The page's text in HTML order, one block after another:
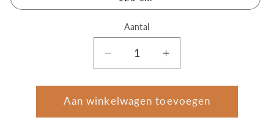
Aantal
Aantal
Aantal
verlagen
voor
Lengte
showlijn
Aantal
verhogen
voor
Lengte
showlijn
Aan winkelwagen toevoegen